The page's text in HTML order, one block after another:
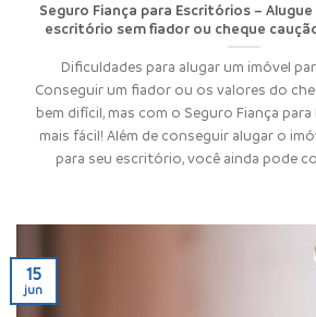
Seguro Fiança para Escritórios –
escritório sem fiador ou cheque
Dificuldades para alugar um imóvel
Conseguir um fiador ou os valores do
bem difícil, mas com o Seguro Fiança
mais fácil! Além de conseguir alugar o
para seu escritório, você ainda pode
15
jun